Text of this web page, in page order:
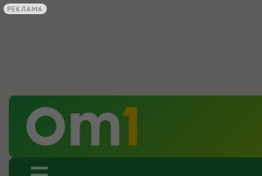
РЕКЛАМА